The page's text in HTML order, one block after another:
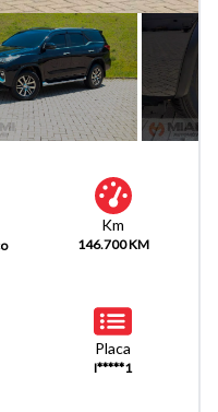
Km
146.700 KM
Placa
I*****1